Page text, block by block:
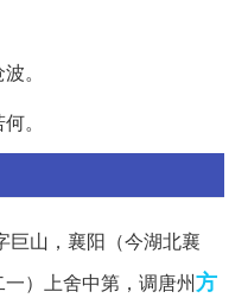
。
。
巨山，襄阳（今湖北襄
）上舍中第，调唐州方